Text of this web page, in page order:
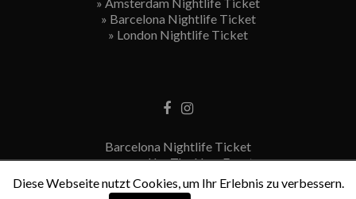
» Barcelona Nightlife Ticket
» London Nightlife Ticket
Barcelona Nightlife Ticket
powered by The New Event
Terms & Conditions
Privacy Statement
Diese Webseite nutzt Cookies, um Ihr Erlebnis zu verbessern.